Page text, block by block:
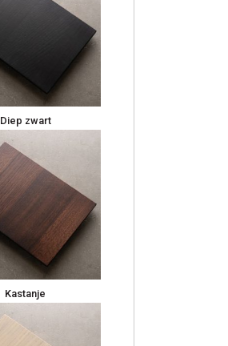
Diep zwart
Kastanje